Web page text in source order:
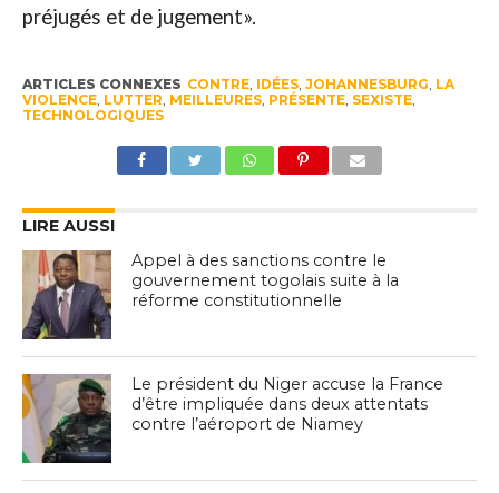
préjugés et de jugement».
ARTICLES CONNEXES CONTRE, IDÉES, JOHANNESBURG, LA
VIOLENCE, LUTTER, MEILLEURES, PRÉSENTE, SEXISTE,
TECHNOLOGIQUES
LIRE AUSSI
Appel à des sanctions contre le
gouvernement togolais suite à la
réforme constitutionnelle
Le président du Niger accuse la France
d’être impliquée dans deux attentats
contre l’aéroport de Niamey